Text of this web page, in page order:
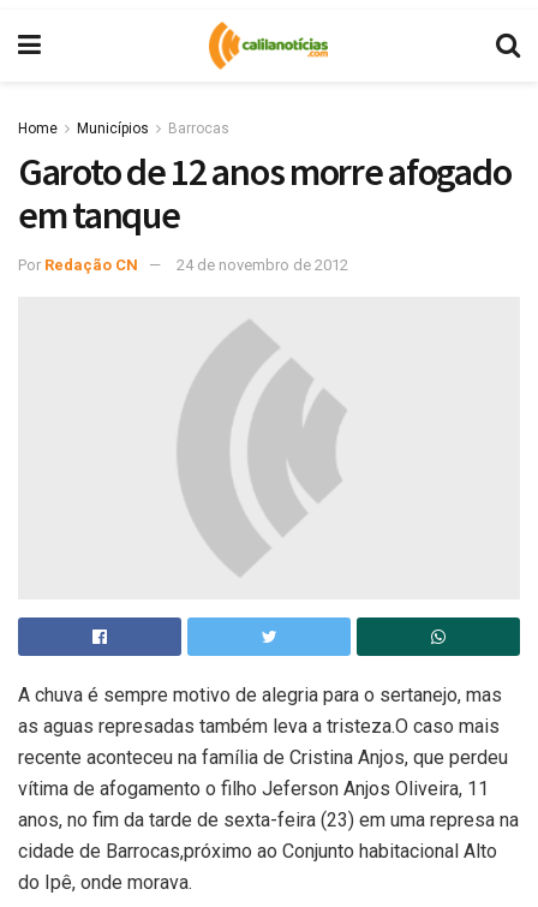
Home Municípios Barrocas
Garoto de 12 anos morre afogado
em tanque
Por Redação CN 24 de novembro de 2012
A chuva é sempre motivo de alegria para o sertanejo, mas
as aguas represadas também leva a tristeza.O caso mais
recente aconteceu na família de Cristina Anjos, que perdeu
vítima de afogamento o filho Jeferson Anjos Oliveira, 11
anos, no fim da tarde de sexta-feira (23) em uma represa na
cidade de Barrocas,próximo ao Conjunto habitacional Alto
do Ipê, onde morava.